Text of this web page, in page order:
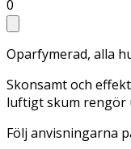
0
Oparfymerad, alla
Skonsamt och
luftigt skum rengör
Följ anvisningarna